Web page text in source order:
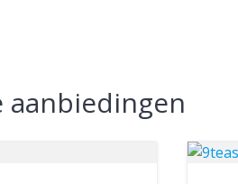
aanbiedingen